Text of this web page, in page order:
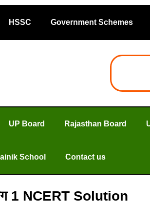
HSSC Government Schemes
UP Board Rajasthan Board
School Contact us
1 NCERT Solution